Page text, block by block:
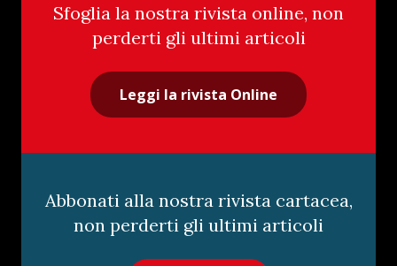
Sfoglia la nostra rivista online, non
perderti gli ultimi articoli
Leggi la rivista Online
Abbonati alla nostra rivista cartacea,
non perderti gli ultimi articoli